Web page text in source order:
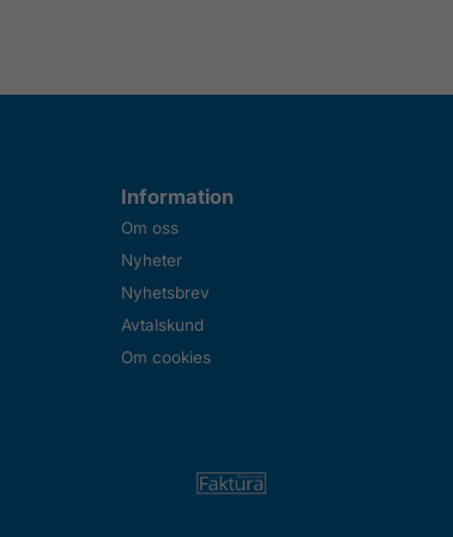
Information
Om oss
Nyheter
Nyhetsbrev
Avtalskund
Om cookies